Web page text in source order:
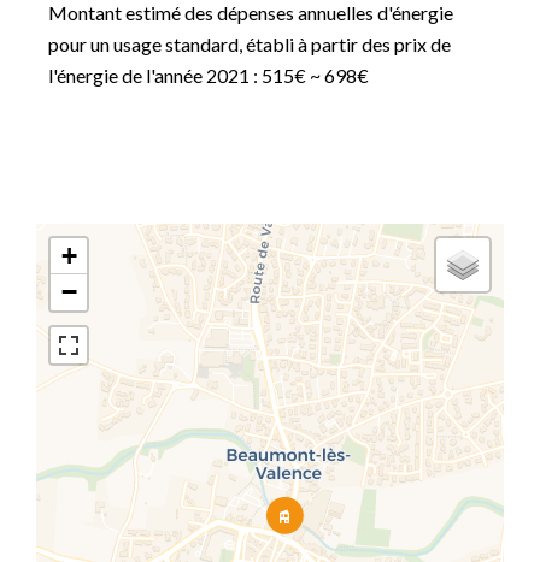
Montant estimé des dépenses annuelles d'énergie
pour un usage standard, établi à partir des prix de
l'énergie de l'année 2021 : 515€ ~ 698€
+
−